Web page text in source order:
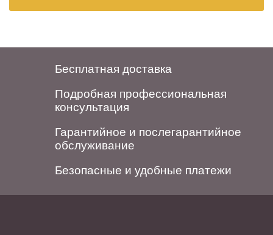
Бесплатная доставка
Подробная профессиональная
консультация
Гарантийное и послегарантийное
обслуживание
Безопасные и удобные платежи